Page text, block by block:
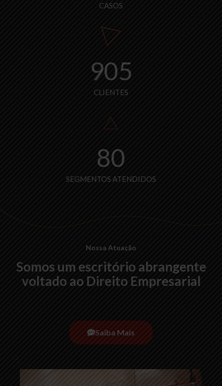
CASOS
CLIENTES
905
SEGMENTOS ATENDIDOS
80
Nossa Atuação
Somos um escritório abrangente
voltado ao Direito Empresarial
Saiba Mais